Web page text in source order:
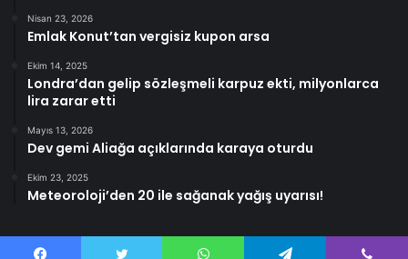
Nisan 23, 2026
Emlak Konut’tan vergisiz kupon arsa
Ekim 14, 2025
Londra’dan gelip sözleşmeli karpuz ekti, milyonlarca
lira zarar etti
Mayıs 13, 2026
Dev gemi Aliağa açıklarında karaya oturdu
Ekim 23, 2025
Meteoroloji’den 20 ile sağanak yağış uyarısı!